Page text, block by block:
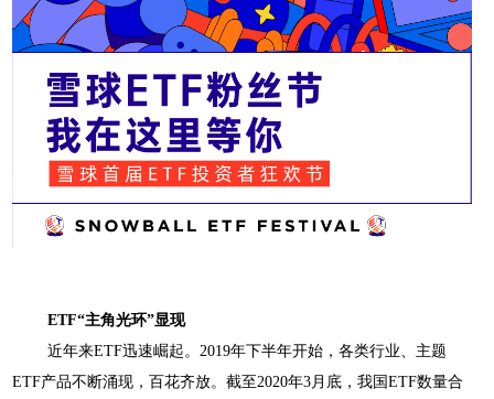
ETF“主角光环”显现
近年来ETF迅速崛起。 2019年下半年开始，各类行业、主题
ETF产品不断涌现，百花齐放。截至2020年3月底，我国ETF数量合